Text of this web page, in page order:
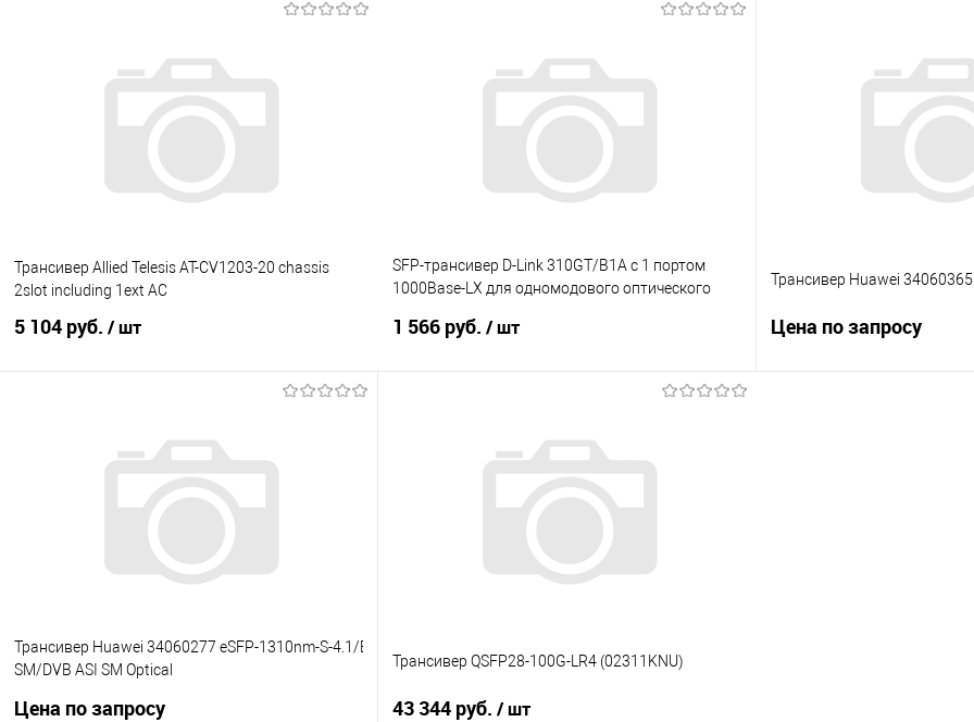
Купить в 1 клик
Сравнение
Под заказ
Купить в 1 клик
Сравнение
Под заказ
Купить в 1 клик
Трансивер Allied Telesis AT-CV1203-20 chassis
2slot including 1ext AC
5 104 руб. / шт
Купить в 1 клик
Сравнение
Под заказ
SFP-трансивер D-Link 310GT/B1A с 1 портом
1000Base-LX для одномодового оптического
1 566 руб. / шт
Купить в 1 клик
Сравнение
Под заказ
Трансивер Huawei 34060365
Цена по запросу
Трансивер Huawei 34060277 eSFP-1310nm-S-4.1/ESCON
SM/DVB ASI SM Optical
Цена по запросу
Трансивер QSFP28-100G-LR4 (02311KNU)
43 344 руб. / шт